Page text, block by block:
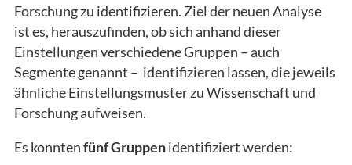
Forschung zu identifizieren. Ziel der neuen Analyse
ist es, herauszufinden, ob sich anhand dieser
Einstellungen verschiedene Gruppen – auch
Segmente genannt – identifizieren lassen, die jeweils
ähnliche Einstellungsmuster zu Wissenschaft und
Forschung aufweisen.
Es konntenfünf Gruppenidentifiziert werden: